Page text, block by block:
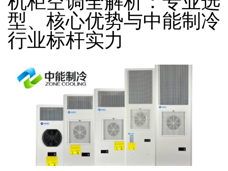
型、核心优势与中能制冷
行业标杆实力